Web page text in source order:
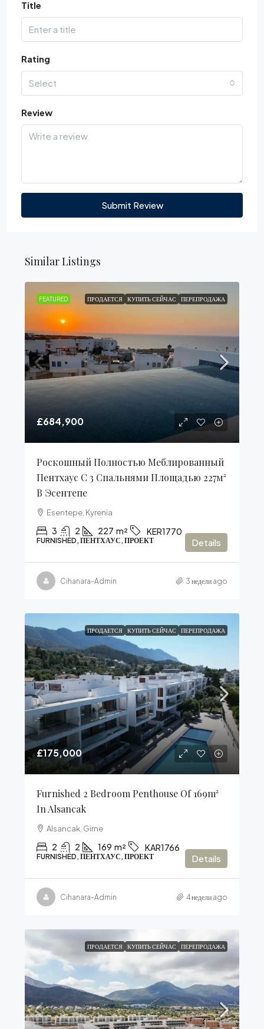
Title
Rating
Select
Review
Submit Review
Similar Listings
FEATURED ПРОДАЕТСЯ КУПИТЬ СЕЙЧАС ПЕРЕПРОДАЖА
£684,900
Роскошный Полностью Меблированный
Пентхаус С 3 Спальнями Площадью 227м²
В Эсентепе
Esentepe, Kyrenia
3 2 227 m² KER1770
FURNISHED, ПЕНТХАУС, ПРОЕКТ Details
Cihanara-Admin 3 недели ago
ПРОДАЕТСЯ КУПИТЬ СЕЙЧАС ПЕРЕПРОДАЖА
£175,000
Furnished 2 Bedroom Penthouse Of 169m²
In Alsancak
Alsancak, Girne
2 2 169 m² KAR1766
FURNISHED, ПЕНТХАУС, ПРОЕКТ Details
Cihanara-Admin 4 недели ago
ПРОДАЕТСЯ КУПИТЬ СЕЙЧАС ПЕРЕПРОДАЖА